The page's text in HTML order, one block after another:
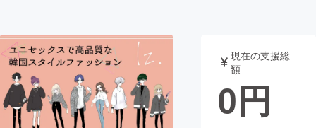
テクノロジー・ガジェット
映像・映画 書籍・雑誌
現在の支援総
額
0円